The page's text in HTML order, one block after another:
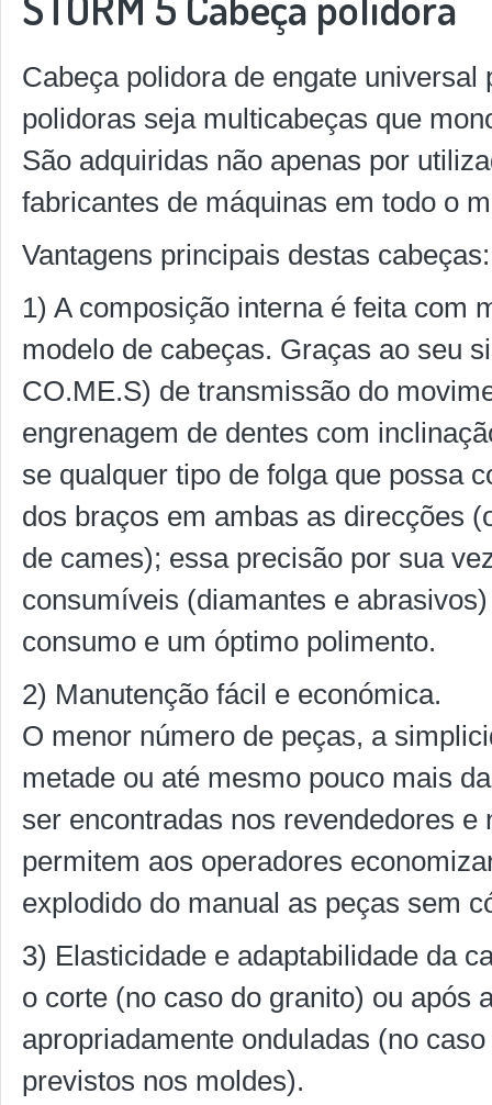
Cabeça polidora de engate
polidoras seja multicabeças que
São adquiridas não apenas por
fabricantes de máquinas em todo o
Vantagens principais destas cabeças:
1) A composição interna é feita com
modelo de cabeças. Graças ao seu
CO.ME.S) de transmissão do
engrenagem de dentes com
se qualquer tipo de folga que possa
dos braços em ambas as direcções
de cames); essa precisão por sua
consumíveis (diamantes e
consumo e um óptimo polimento.
2) Manutenção fácil e económica.
O menor número de peças, a
metade ou até mesmo pouco mais
ser encontradas nos revendedores
permitem aos operadores
explodido do manual as peças sem
3) Elasticidade e adaptabilidade da
o corte (no caso do granito) ou após
apropriadamente onduladas (no
previstos nos moldes).